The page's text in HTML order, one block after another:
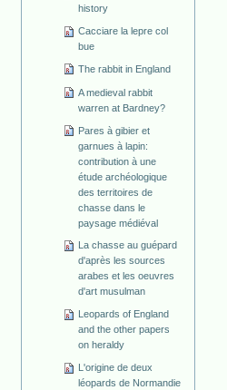
history
Cacciare la lepre col
bue
The rabbit in England
A medieval rabbit
warren at Bardney?
Pares à gibier et
garnues à lapin:
contribution à une
étude archéologique
des territoires de
chasse dans le
paysage médiéval
La chasse au guépard
d'après les sources
arabes et les oeuvres
d'art musulman
Leopards of England
and the other papers
on heraldy
L'origine de deux
léopards de Normandie